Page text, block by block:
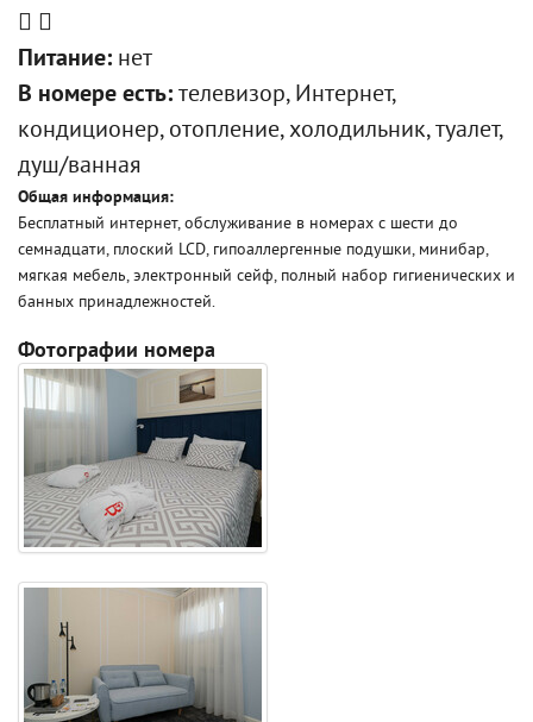
Питание: нет
В номере есть: телевизор, Интернет,
кондиционер, отопление, холодильник, туалет,
душ/ванная
Общая информация:
Бесплатный интернет, обслуживание в номерах с шести до
семнадцати, плоский LCD, гипоаллергенные подушки, минибар,
мягкая мебель, электронный сейф, полный набор гигиенических и
банных принадлежностей.
Фотографии номера